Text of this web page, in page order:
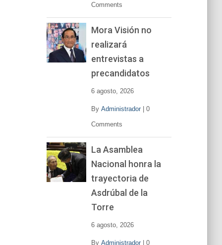
Comments
Mora Visión no
realizará
entrevistas a
precandidatos
6 agosto, 2026
By Administrador| 0
Comments
La Asamblea
Nacional honra la
trayectoria de
Asdrúbal de la
Torre
6 agosto, 2026
By Administrador| 0